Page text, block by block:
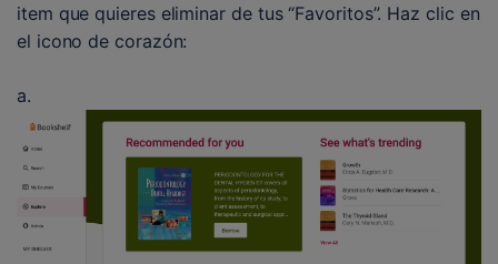
item que quieres eliminar de tus “Favoritos”. Haz clic en
el icono de corazón:
a.